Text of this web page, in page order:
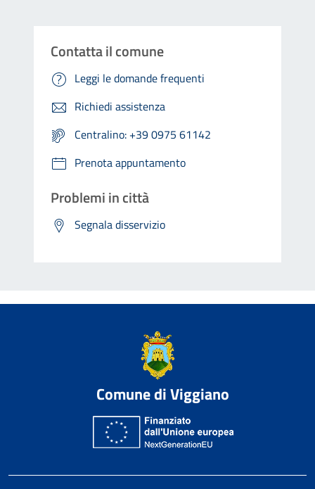
Contatta il comune
Leggi le domande frequenti
Richiedi assistenza
Centralino: +39 0975 61142
Prenota appuntamento
Problemi in città
Segnala disservizio
Comune di Viggiano